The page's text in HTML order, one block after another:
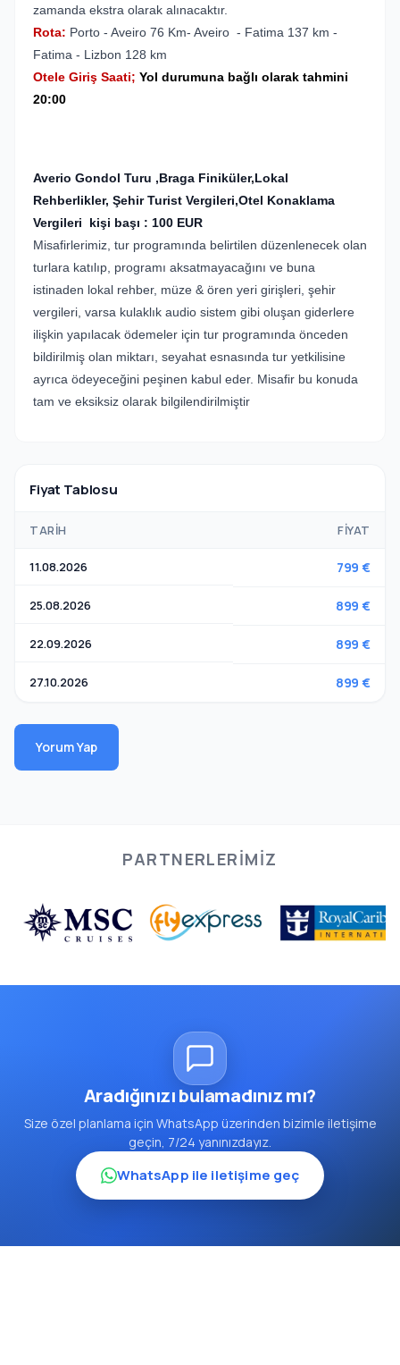
zamanda ekstra olarak alınacaktır.
Rota: Porto - Aveiro 76 Km- Aveiro - Fatima 137 km -
Fatima - Lizbon 128 km
Otele Giriş Saati; Yol durumuna bağlı olarak tahmini
20:00
Averio Gondol Turu ,Braga Finiküler,Lokal
Rehberlikler, Şehir Turist Vergileri,Otel Konaklama
Vergileri kişi başı : 100 EUR
Misafirlerimiz, tur programında belirtilen düzenlenecek olan
turlara katılıp, programı aksatmayacağını ve buna
istinaden lokal rehber, müze & ören yeri girişleri, şehir
vergileri, varsa kulaklık audio sistem gibi oluşan giderlere
ilişkin yapılacak ödemeler için tur programında önceden
bildirilmiş olan miktarı, seyahat esnasında tur yetkilisine
ayrıca ödeyeceğini peşinen kabul eder. Misafir bu konuda
tam ve eksiksiz olarak bilgilendirilmiştir
Fiyat Tablosu
TARIH FIYAT
11.08.2026 799 €
25.08.2026 899 €
22.09.2026 899 €
27.10.2026 899 €
Yorum Yap
PARTNERLERIMIZ
Aradığınızı bulamadınız mı?
Size özel planlama için WhatsApp üzerinden bizimle iletişime
geçin, 7/24 yanınızdayız.
WhatsApp ile iletişime geç